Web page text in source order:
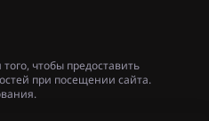
чтобы предоставить
при посещении сайта.